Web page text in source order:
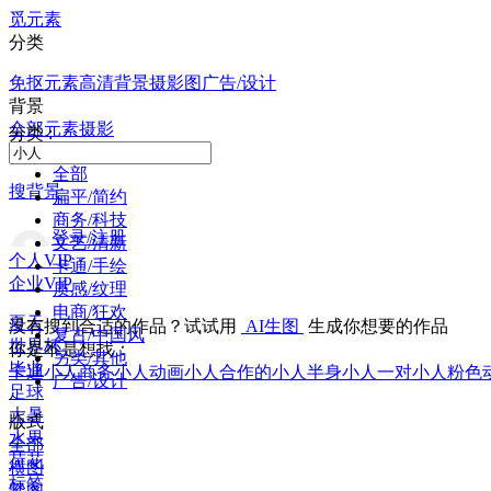
觅元素
分类
免抠元素高清背景摄影图 广告/设计
背景
全部元素摄影
搜背景
登录/注册
个人VIP
企业VIP
夏天
世界杯
毕业
足球
大暑
水果
荷花
标签
分类 :
全部
扁平/简约
商务/科技
文艺/清新
卡通/手绘
质感/纹理
电商/狂欢
复古/中国风
另类/其他
广告/设计
版式
全部
横图
没有搜到合适的作品？试试用 AI生图 生成你想要的作品
你是不是想找：
卡通小人商务小人 动画小人 合作的小人 半身小人 一对小人 粉色